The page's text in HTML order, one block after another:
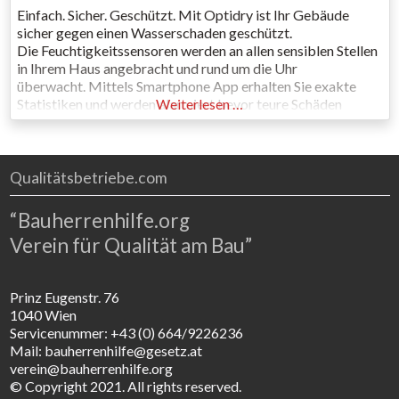
Einfach. Sicher. Geschützt. Mit Optidry ist Ihr Gebäude
sicher gegen einen Wasserschaden geschützt.
Die Feuchtigkeitssensoren werden an allen sensiblen Stellen
in Ihrem Haus angebracht und rund um die Uhr
überwacht. Mittels Smartphone App erhalten Sie exakte
Statistiken und werden alarmiert bevor teure Schäden
entstehen. Bauherren Ein sicheres Gefühl in Ihrem Eigenheim.
Gebäude. Dachdecker Ihr Handwerk geschützt
Weiterlesen …
Qualitätsbetriebe.com
“Bauherrenhilfe.org
Verein für Qualität am Bau”
Prinz Eugenstr. 76
1040 Wien
Servicenummer: +43 (0) 664/9226236
Mail: bauherrenhilfe@gesetz.at
verein@bauherrenhilfe.org
© Copyright 2021. All rights reserved.